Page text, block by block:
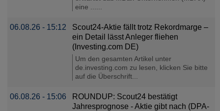
eine ......
06.08.26 - 15:12
Scout24-Aktie fällt trotz Rekordmarge –
ein Detail lässt Anleger fliehen
(Investing.com DE)
Um den gesamten Artikel unter
de.investing.com zu lesen, klicken Sie bitte
auf die Überschrift...
06.08.26 - 15:06
ROUNDUP: Scout24 bestätigt
Jahresprognose - Aktie gibt nach (DPA-